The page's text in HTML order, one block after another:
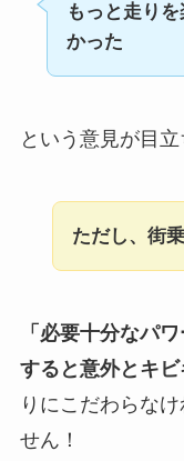
もっと走り
かった
という意見が目立
ただし、街
「必要十分なパ
すると意外とキビ
りにこだわらな
せん！